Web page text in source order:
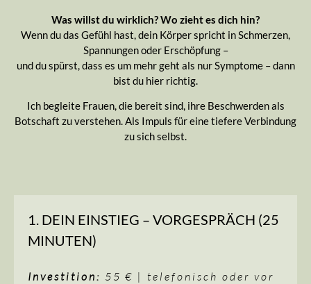
Was willst du wirklich? Wo zieht es dich hin?
Wenn du das Gefühl hast, dein Körper spricht in Schmerzen,
Spannungen oder Erschöpfung –
und du spürst, dass es um mehr geht als nur Symptome – dann
bist du hier richtig.
Ich begleite Frauen, die bereit sind, ihre Beschwerden als
Botschaft zu verstehen. Als Impuls für eine tiefere Verbindung
zu sich selbst.
1. DEIN EINSTIEG – VORGESPRÄCH (25
MINUTEN)
Investition: 55 € | telefonisch oder vor